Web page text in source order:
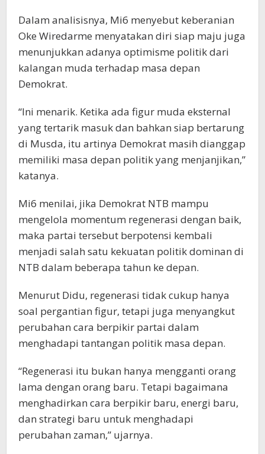
Dalam analisisnya, Mi6 menyebut keberanian
Oke Wiredarme menyatakan diri siap maju juga
menunjukkan adanya optimisme politik dari
kalangan muda terhadap masa depan
Demokrat.
“Ini menarik. Ketika ada figur muda eksternal
yang tertarik masuk dan bahkan siap bertarung
di Musda, itu artinya Demokrat masih dianggap
memiliki masa depan politik yang menjanjikan,”
katanya.
Mi6 menilai, jika Demokrat NTB mampu
mengelola momentum regenerasi dengan baik,
maka partai tersebut berpotensi kembali
menjadi salah satu kekuatan politik dominan di
NTB dalam beberapa tahun ke depan.
Menurut Didu, regenerasi tidak cukup hanya
soal pergantian figur, tetapi juga menyangkut
perubahan cara berpikir partai dalam
menghadapi tantangan politik masa depan.
“Regenerasi itu bukan hanya mengganti orang
lama dengan orang baru. Tetapi bagaimana
menghadirkan cara berpikir baru, energi baru,
dan strategi baru untuk menghadapi
perubahan zaman,” ujarnya.